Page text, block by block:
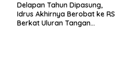
Delapan Tahun Dipasung,
Idrus Akhirnya Berobat ke RS
Berkat Uluran Tangan